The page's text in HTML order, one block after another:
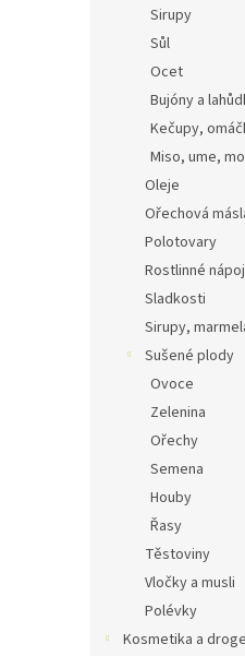
Sirupy
Sůl
Ocet
Bujóny a
Kečupy,
Miso, ume,
Oleje
Ořechová
Polotovary
Rostlinné
Sladkosti
Sirupy,
Sušené plody
Ovoce
Zelenina
Ořechy
Semena
Houby
Řasy
Těstoviny
Vločky a musli
Polévky
Kosmetika a